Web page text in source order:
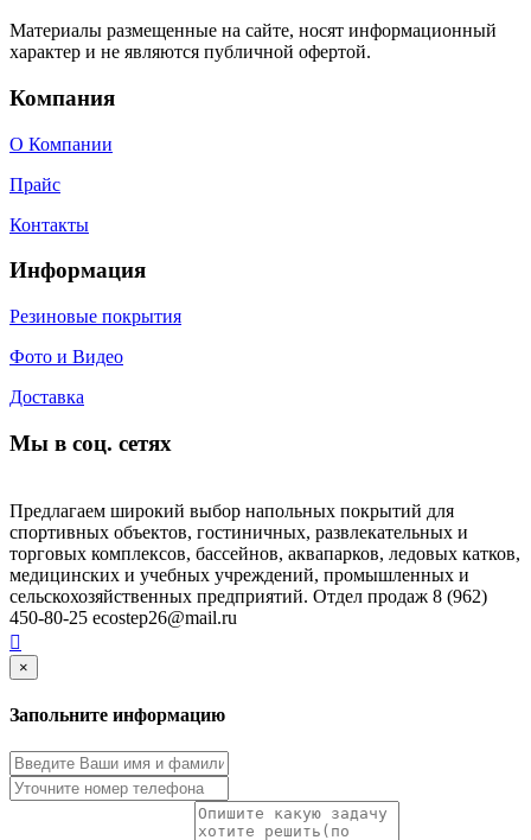
Материалы размещенные на сайте, носят информационный
характер и не являются публичной офертой.
Компания
О Компании
Прайс
Контакты
Информация
Резиновые покрытия
Фото и Видео
Доставка
Мы в соц. сетях
Предлагаем широкий выбор напольных покрытий для
спортивных объектов, гостиничных, развлекательных и
торговых комплексов, бассейнов, аквапарков, ледовых катков,
медицинских и учебных учреждений, промышленных и
сельскохозяйственных предприятий. Отдел продаж 8 (962)
450-80-25 ecostep26@mail.ru
×
Запольните информацию